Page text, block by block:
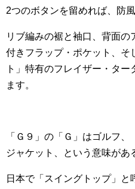
2つのボタンを留めれば、防
リブ編みの裾と袖口、背面
付きフラップ・ポケット、そ
ト」特有のフレイザー・タ
ます。
「Ｇ９」の「Ｇ」はゴルフ
ジャケット、という意味があ
日本で「スイングトップ」